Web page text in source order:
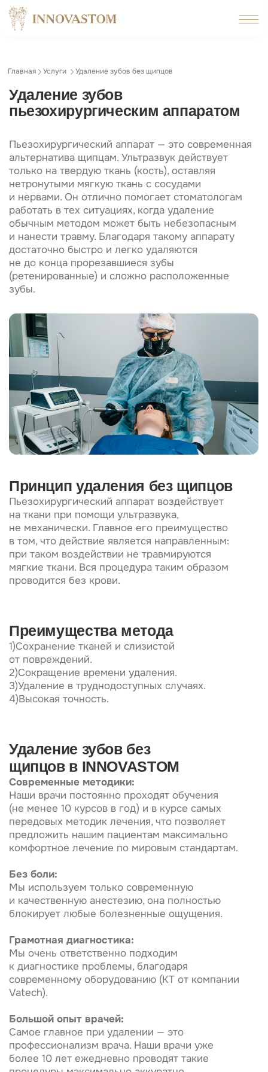
Удаление зубов
пьезохирургическим аппаратом
Современные методики:
Наши врачи постоянно проходят обучения
(не менее 10 курсов в год) и в курсе самых
передовых методик лечения, что позволяет
предложить нашим пациентам максимально
комфортное лечение по мировым стандартам.
Без боли:
Грамотная диагностика:
Мы очень ответственно подходим
к диагностике проблемы, благодаря
современному оборудованию (КТ от компании
Vatech).
Большой опыт врачей:
Самое главное при удалении — это
профессионализм врача. Наши врачи уже
более 10 лет ежедневно проводят такие
Преимущества метода
1)Сохранение тканей и слизистой
от повреждений.
2)Сокращение времени удаления.
3)Удаление в труднодоступных случаях.
4)Высокая точность.
Принцип удаления без щипцов
Пьезохирургический аппарат воздействует
на ткани при помощи ультразвука,
не механически. Главное его преимущество
в том, что действие является направленным:
при таком воздействии не травмируются
мягкие ткани. Вся процедура таким образом
Пьезохирургический аппарат — это современная
нетронутыми мягкую ткань с сосудами
и нервами. Он отлично помогает стоматологам
работать в тех ситуациях, когда удаление
обычным методом может быть небезопасным
и нанести травму. Благодаря такому аппарату
достаточно быстро и легко удаляются
не до конца прорезавшиеся зубы
(ретенированные) и сложно расположенные
зубы.
Часто задаваемые вопросы